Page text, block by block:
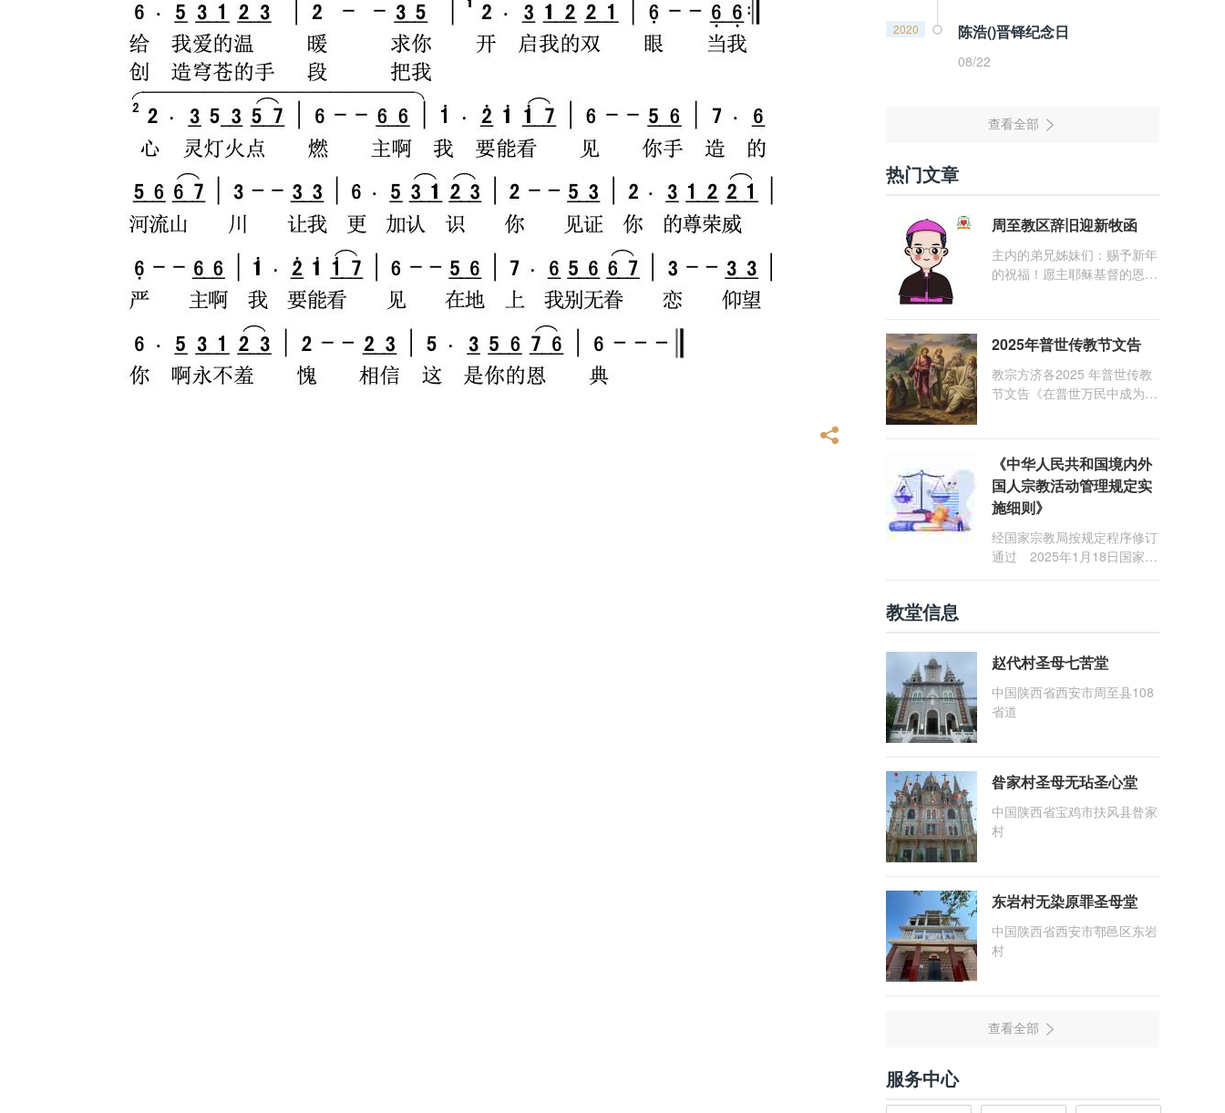
2020 陈浩()晋铎纪念日
08/22
热门文章
周至教区辞旧迎新牧函
主内的弟兄姊妹们：赐予新年
的祝福！愿主耶稣基督的恩
们，愿临在的救主基督安慰你
们，并圣化你们的生活，作为
祝贺祂诞辰的珍贵礼品。
2025年普世传教节文告
教宗方济各2025 年普世传教
节文告《在普世万民中成为怀
《中华人民共和国境内外
国人宗教活动管理规定实
施细则》
经国家宗教局按规定程序修订
通过 2025年1月18日国家宗
教堂信息
赵代村圣母七苦堂
中国陕西省西安市周至县108
省道
昝家村圣母无玷圣心堂
中国陕西省宝鸡市扶风县昝家
村
东岩村无染原罪圣母堂
中国陕西省西安市鄠邑区东岩
村
服务中心